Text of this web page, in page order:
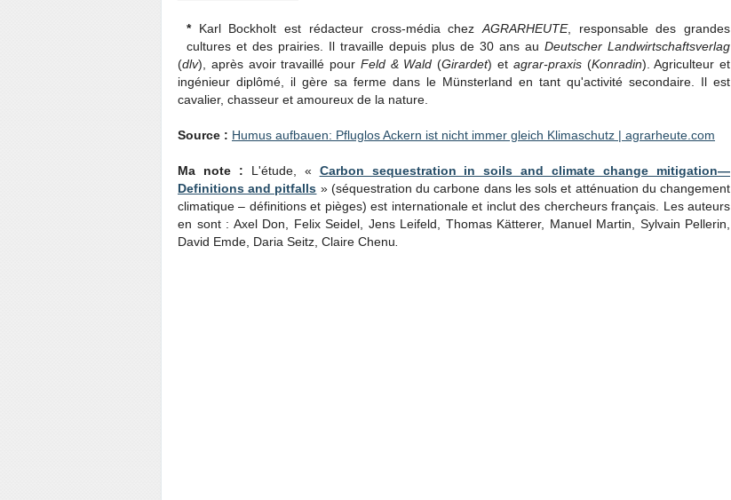
* Karl Bockholt est rédacteur cross-média chezAGRARHEUTE, responsable des grandes
cultures et des prairies. Il travaille depuis plus de 30 ans au Deutscher Landwirtschaftsverlag
(dlv), après avoir travaillé pour Feld & Wald (Girardet) et agrar-praxis(Konradin). Agriculteur et
ingénieur diplômé, il gère sa ferme dans le Münsterland en tant qu'activité secondaire. Il est
cavalier, chasseur et amoureux de la nature.
Source : Humus aufbauen: Pfluglos Ackern ist nicht immer gleich Klimaschutz | agrarheute.com
Ma note : L'étude, « Carbon sequestration in soils and climate change mitigation—
Definitions and pitfalls » (séquestration du carbone dans les sols et atténuation du changement
climatique – définitions et pièges) est internationale et inclut des chercheurs français. Les auteurs
en sont : Axel Don, Felix Seidel, Jens Leifeld, Thomas Kätterer, Manuel Martin, Sylvain Pellerin,
David Emde, Daria Seitz, Claire Chenu.